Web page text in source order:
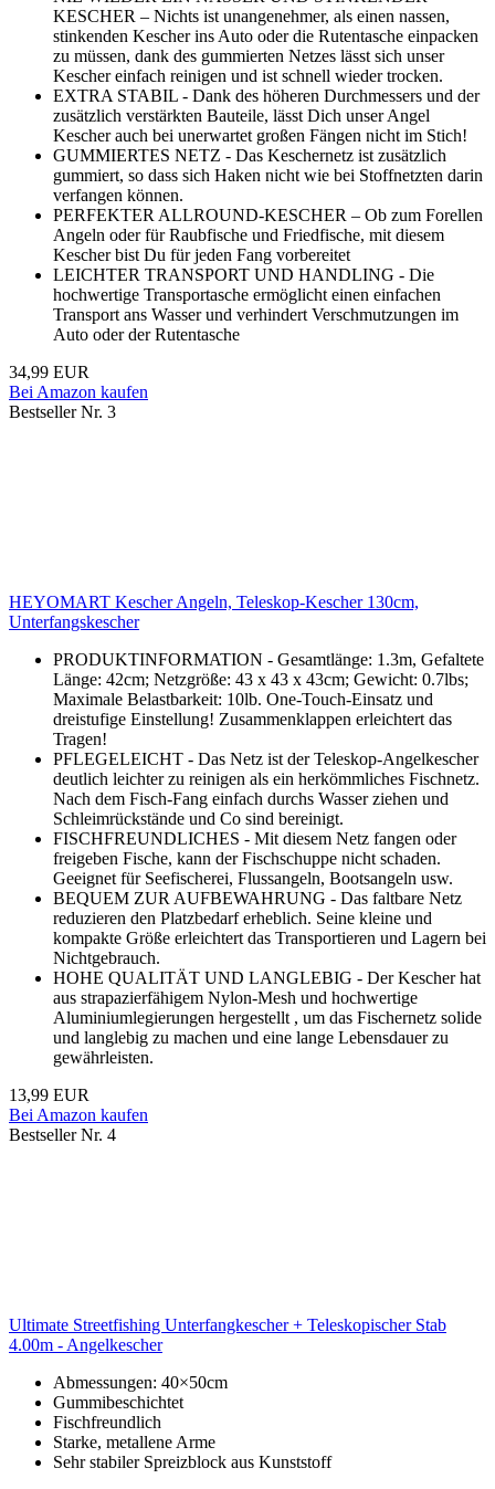
KESCHER – Nichts ist unangenehmer, als einen nassen,
stinkenden Kescher ins Auto oder die Rutentasche einpacken
zu müssen, dank des gummierten Netzes lässt sich unser
Kescher einfach reinigen und ist schnell wieder trocken.
EXTRA STABIL - Dank des höheren Durchmessers und der
zusätzlich verstärkten Bauteile, lässt Dich unser Angel
Kescher auch bei unerwartet großen Fängen nicht im Stich!
GUMMIERTES NETZ - Das Keschernetz ist zusätzlich
gummiert, so dass sich Haken nicht wie bei Stoffnetzten darin
verfangen können.
PERFEKTER ALLROUND-KESCHER – Ob zum Forellen
Angeln oder für Raubfische und Friedfische, mit diesem
Kescher bist Du für jeden Fang vorbereitet
LEICHTER TRANSPORT UND HANDLING - Die
hochwertige Transportasche ermöglicht einen einfachen
Transport ans Wasser und verhindert Verschmutzungen im
Auto oder der Rutentasche
34,99 EUR
Bei Amazon kaufen
Bestseller Nr. 3
HEYOMART Kescher Angeln, Teleskop-Kescher 130cm,
Unterfangskescher
PRODUKTINFORMATION - Gesamtlänge: 1.3m, Gefaltete
Länge: 42cm; Netzgröße: 43 x 43 x 43cm; Gewicht: 0.7lbs;
Maximale Belastbarkeit: 10lb. One-Touch-Einsatz und
dreistufige Einstellung! Zusammenklappen erleichtert das
Tragen!
PFLEGELEICHT - Das Netz ist der Teleskop-Angelkescher
deutlich leichter zu reinigen als ein herkömmliches Fischnetz.
Nach dem Fisch-Fang einfach durchs Wasser ziehen und
Schleimrückstände und Co sind bereinigt.
FISCHFREUNDLICHES - Mit diesem Netz fangen oder
freigeben Fische, kann der Fischschuppe nicht schaden.
Geeignet für Seefischerei, Flussangeln, Bootsangeln usw.
BEQUEM ZUR AUFBEWAHRUNG - Das faltbare Netz
reduzieren den Platzbedarf erheblich. Seine kleine und
kompakte Größe erleichtert das Transportieren und Lagern bei
Nichtgebrauch.
HOHE QUALITÄT UND LANGLEBIG - Der Kescher hat
aus strapazierfähigem Nylon-Mesh und hochwertige
Aluminiumlegierungen hergestellt , um das Fischernetz solide
und langlebig zu machen und eine lange Lebensdauer zu
gewährleisten.
13,99 EUR
Bei Amazon kaufen
Bestseller Nr. 4
Ultimate Streetfishing Unterfangkescher + Teleskopischer Stab
4.00m - Angelkescher
Abmessungen: 40×50cm
Gummibeschichtet
Fischfreundlich
Starke, metallene Arme
Sehr stabiler Spreizblock aus Kunststoff